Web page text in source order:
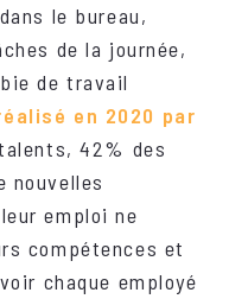
le bureau,
de la journée,
de travail
en 2020 par
42% des
nouvelles
emploi ne
compétences et
chaque employé